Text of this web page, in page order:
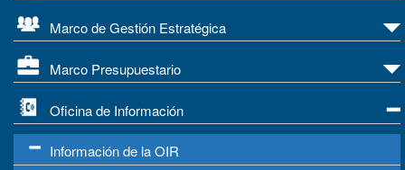
Marco de Gestión Estratégica
Marco Presupuestario
Oficina de Información
Información de la OIR